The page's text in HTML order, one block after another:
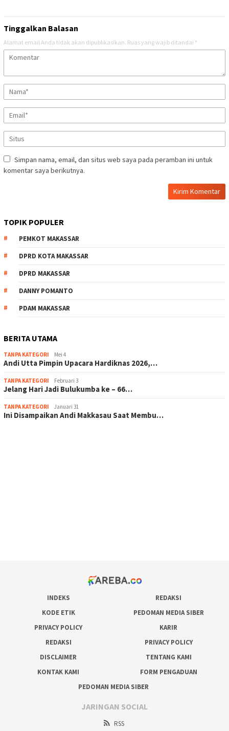
Tinggalkan Balasan
Alamat email Anda tidak akan dipublikasikan. Ruas yang wajib ditandai *
Simpan nama, email, dan situs web saya pada peramban ini untuk
komentar saya berikutnya.
TOPIK POPULER
PEMKOT MAKASSAR
DPRD KOTA MAKASSAR
DPRD MAKASSAR
DANNY POMANTO
PDAM MAKASSAR
BERITA UTAMA
TANPA KATEGORI Mei 4
Andi Utta Pimpin Upacara Hardiknas 2026,…
TANPA KATEGORI Februari 3
Jelang Hari Jadi Bulukumba ke – 66…
TANPA KATEGORI Januari 31
Ini Disampaikan Andi Makkasau Saat Membu…
INDEKS
REDAKSI
KODE ETIK
PEDOMAN MEDIA SIBER
PRIVACY POLICY
KARIR
REDAKSI
PRIVACY POLICY
DISCLAIMER
TENTANG KAMI
KONTAK KAMI
FORM PENGADUAN
PEDOMAN MEDIA SIBER
JARINGAN SOCIAL
RSS